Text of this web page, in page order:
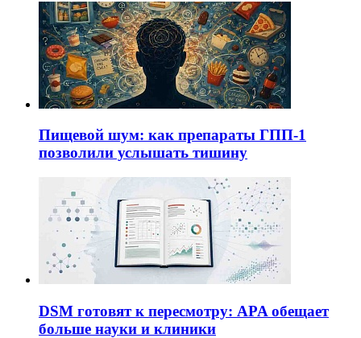
Пищевой шум: как препараты ГПП-1
позволили услышать тишину
DSM готовят к пересмотру: APA обещает
больше науки и клиники